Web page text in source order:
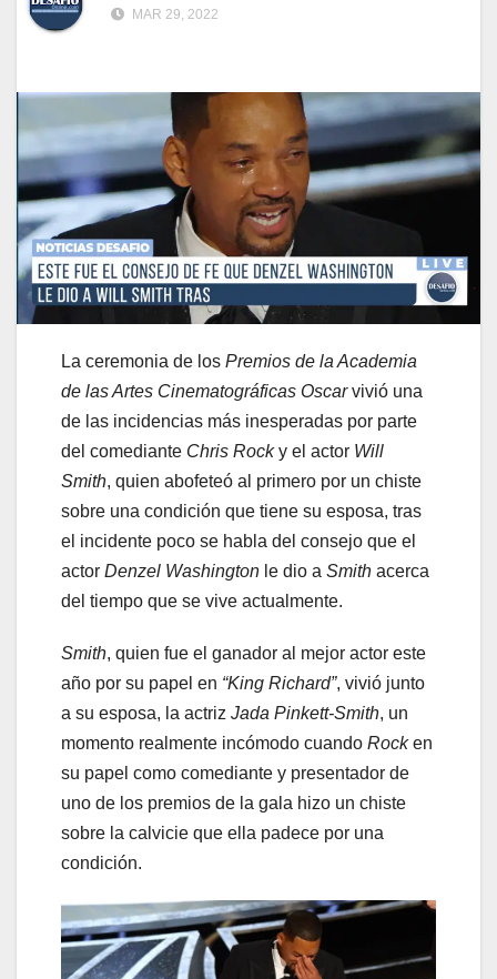
MAR 29, 2022
La ceremonia de los Premios de la Academia
de las Artes Cinematográficas Oscarvivió una
de las incidencias más inesperadas por parte
del comediante Chris Rocky el actor Will
Smith, quien abofeteó al primero por un chiste
sobre una condición que tiene su esposa, tras
el incidente poco se habla del consejo que el
actor Denzel Washington le dio a Smith acerca
del tiempo que se vive actualmente.
Smith, quien fue el ganador al mejor actor este
año por su papel en “King Richard”, vivió junto
a su esposa, la actriz Jada Pinkett-Smith, un
momento realmente incómodo cuando Rocken
su papel como comediante y presentador de
uno de los premios de la gala hizo un chiste
sobre la calvicie que ella padece por una
condición.